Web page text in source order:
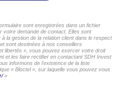
sont enregistrées dans un fichier
votre demande de contact. Elles sont
la gestion de la relation client dans le respect
sont destinées à nos conseillers
libertés », vous pouvez exercer votre droit
et les faire rectifier en contactant SDH Invest
informons de l'existence de la liste
« Bloctel », sur laquelle vous pouvez vous
»